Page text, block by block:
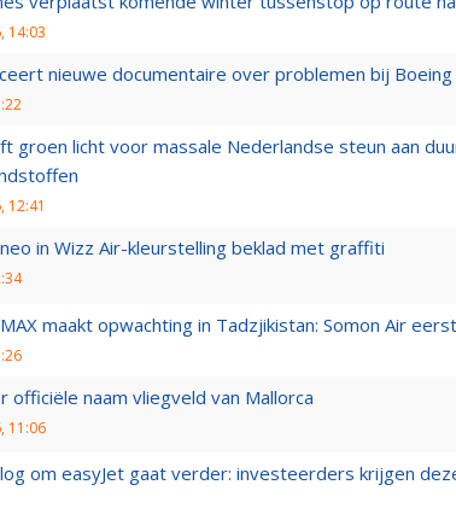
14:03
nieuwe documentaire over problemen bij Boeing
groen licht voor massale Nederlandse steun aan
12:41
in Wizz Air-kleurstelling beklad met graffiti
maakt opwachting in Tadzjikistan: Somon Air
officiële naam vliegveld van Mallorca
11:06
om easyJet gaat verder: investeerders krijgen